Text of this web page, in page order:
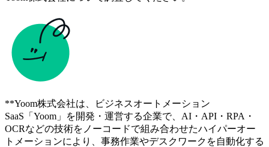
**Yoom株式会社は、ビジネスオートメーション
SaaS「Yoom」を開発・運営する企業で、AI・API・RPA・
OCRなどの技術をノーコードで組み合わせたハイパーオー
トメーションにより、事務作業やデスクワークを自動化する